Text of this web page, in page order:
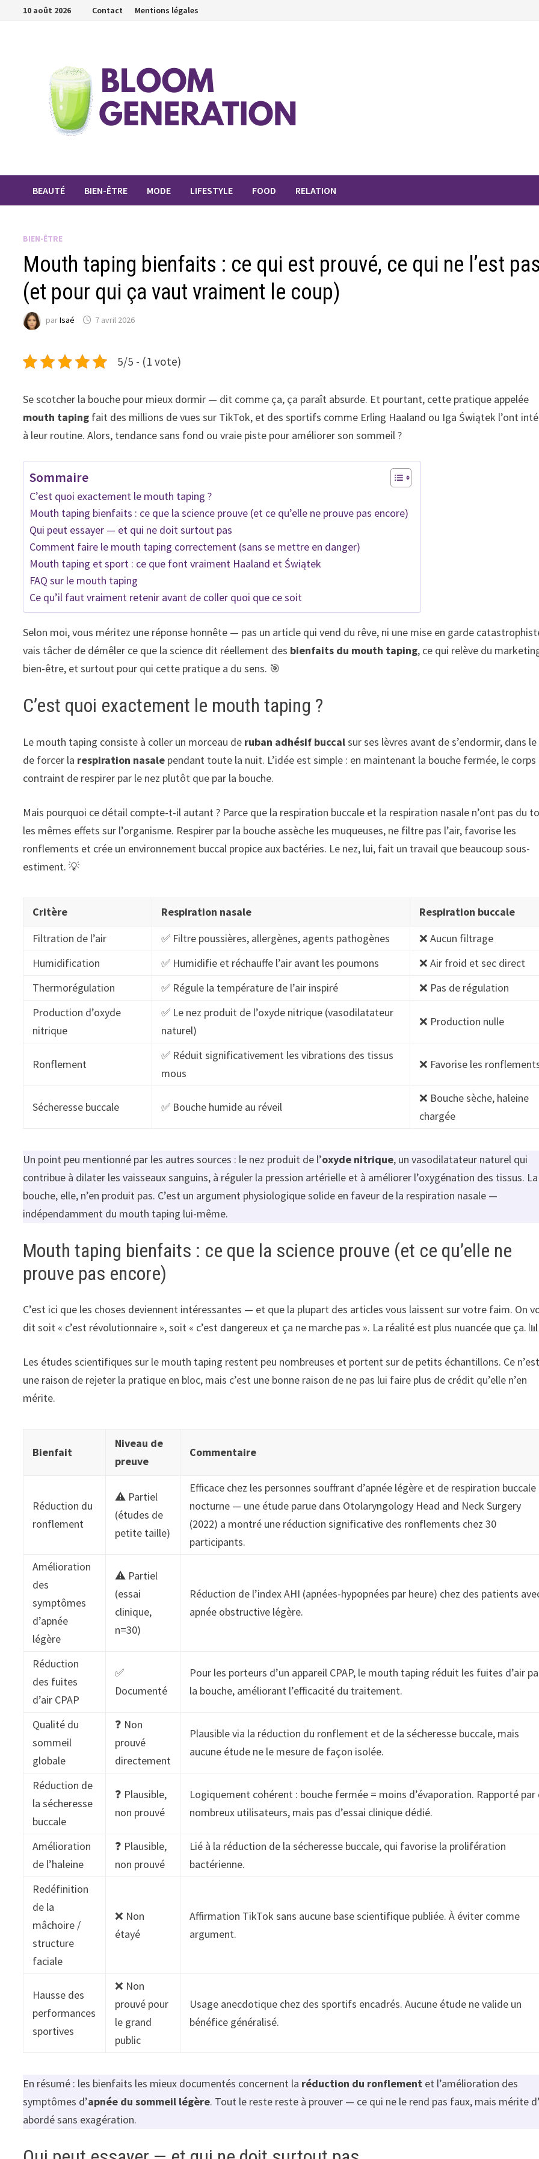
Passer10 août 2026 Contact Mentions légales
BEAUTÉ BIEN-ÊTRE MODE LIFESTYLE FOOD RELATION
BIEN-ÊTRE
Mouth taping bienfaits : ce qui est prouvé, ce qui ne l’est
(et pour qui ça vaut vraiment le coup)
parIsaé 7 avril 2026
5/5 - (1 vote)
Se scotcher la bouche pour mieux dormir — dit comme ça, ça paraît absurde. Et pourtant, cette pratique appelée
mouth taping fait des millions de vues sur TikTok, et des sportifs comme Erling Haaland ou Iga Świątek l’ont
à leur routine. Alors, tendance sans fond ou vraie piste pour améliorer son sommeil ?
Sommaire
C’est quoi exactement le mouth taping ?
Mouth taping bienfaits : ce que la science prouve (et ce qu’elle ne prouve pas encore)
Qui peut essayer — et qui ne doit surtout pas
Comment faire le mouth taping correctement (sans se mettre en danger)
Mouth taping et sport : ce que font vraiment Haaland et Świątek
FAQ sur le mouth taping
Ce qu’il faut vraiment retenir avant de coller quoi que ce soit
Selon moi, vous méritez une réponse honnête — pas un article qui vend du rêve, ni une mise en garde
vais tâcher de démêler ce que la science dit réellement des bienfaits du mouth taping, ce qui relève du
bien-être, et surtout pour qui cette pratique a du sens. 🎯
C’est quoi exactement le mouth taping ?
Le mouth taping consiste à coller un morceau de ruban adhésif buccalsur ses lèvres avant de s’endormir, dans
de forcer la respiration nasale pendant toute la nuit. L’idée est simple : en maintenant la bouche fermée, le
contraint de respirer par le nez plutôt que par la bouche.
Mais pourquoi ce détail compte-t-il autant ? Parce que la respiration buccale et la respiration nasale n’ont pas du
les mêmes effets sur l’organisme. Respirer par la bouche assèche les muqueuses, ne filtre pas l’air, favorise les
ronflements et crée un environnement buccal propice aux bactéries. Le nez, lui, fait un travail que beaucoup sous-
estiment. 💡
Critère Respiration nasale
Respiration buccale
Filtration de l’air
✅ Filtre poussières, allergènes, agents pathogènes
❌ Aucun filtrage
Humidification
✅ Humidifie et réchauffe l’air avant les poumons
❌ Air froid et sec direct
Thermorégulation
✅ Régule la température de l’air inspiré
❌ Pas de régulation
Production d’oxyde
nitrique
✅ Le nez produit de l’oxyde nitrique (vasodilatateur
naturel)
❌ Production nulle
Ronflement
✅ Réduit significativement les vibrations des tissus
mous
❌ Favorise les
Sécheresse buccale ✅ Bouche humide au réveil
❌ Bouche sèche, haleine
chargée
Un point peu mentionné par les autres sources : le nez produit de l’oxyde nitrique, un vasodilatateur naturel qui
contribue à dilater les vaisseaux sanguins, à réguler la pression artérielle et à améliorer l’oxygénation des tissus. La
bouche, elle, n’en produit pas. C’est un argument physiologique solide en faveur de la respiration nasale —
indépendamment du mouth taping lui-même.
Mouth taping bienfaits : ce que la science prouve (et ce qu’elle ne
prouve pas encore)
C’est ici que les choses deviennent intéressantes — et que la plupart des articles vous laissent sur votre faim. On
dit soit « c’est révolutionnaire », soit « c’est dangereux et ça ne marche pas ». La réalité est plus nuancée que ça.
Les études scientifiques sur le mouth taping restent peu nombreuses et portent sur de petits échantillons. Ce
une raison de rejeter la pratique en bloc, mais c’est une bonne raison de ne pas lui faire plus de crédit qu’elle n’en
mérite.
Bienfait
Niveau de
preuve
Commentaire
Réduction du
ronflement
⚠️ Partiel
(études de
petite taille)
Efficace chez les personnes souffrant d’apnée légère et de respiration buccale
nocturne — une étude parue dans Otolaryngology Head and Neck Surgery
(2022) a montré une réduction significative des ronflements chez 30
participants.
Amélioration
des
symptômes
d’apnée
légère
⚠️ Partiel
(essai
clinique,
n=30)
Réduction de l’index AHI (apnées-hypopnées par heure) chez des patients
apnée obstructive légère.
Réduction
des fuites
d’air CPAP
✅
Documenté
Pour les porteurs d’un appareil CPAP, le mouth taping réduit les fuites d’air
la bouche, améliorant l’efficacité du traitement.
Qualité du
sommeil
globale
❓ Non
prouvé
directement
Plausible via la réduction du ronflement et de la sécheresse buccale, mais
aucune étude ne le mesure de façon isolée.
Réduction de
la sécheresse
buccale
❓ Plausible,
non prouvé
Logiquement cohérent : bouche fermée = moins d’évaporation. Rapporté par
nombreux utilisateurs, mais pas d’essai clinique dédié.
Amélioration
de l’haleine
❓ Plausible,
non prouvé
Lié à la réduction de la sécheresse buccale, qui favorise la prolifération
bactérienne.
Redéfinition
de la
mâchoire /
structure
faciale
❌ Non
étayé
Affirmation TikTok sans aucune base scientifique publiée. À éviter comme
argument.
Hausse des
performances
sportives
❌ Non
prouvé pour
le grand
public
Usage anecdotique chez des sportifs encadrés. Aucune étude ne valide un
bénéfice généralisé.
En résumé : les bienfaits les mieux documentés concernent la réduction du ronflement et l’amélioration des
symptômes d’apnée du sommeil légère. Tout le reste reste à prouver — ce qui ne le rend pas faux, mais mérite
abordé sans exagération.